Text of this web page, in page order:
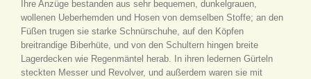
Ihre Anzüge bestanden aus sehr bequemen, dunkelgrauen,
wollenen Ueberhemden und Hosen von demselben Stoffe; an den
Füßen trugen sie starke Schnürschuhe, auf den Köpfen
breitrandige Biberhüte, und von den Schultern hingen breite
Lagerdecken wie Regenmäntel herab. In ihren ledernen Gürteln
steckten Messer und Revolver, und außerdem waren sie mit